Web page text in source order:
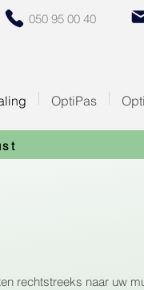
050 95 00 40
OptiPas
rechtstreeks naar uw